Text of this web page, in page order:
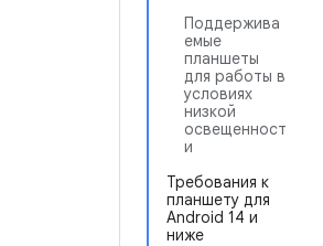
Поддержива
емые
планшеты
для работы в
условиях
низкой
освещенност
и
Требования к
планшету для
Android 14 и
ниже